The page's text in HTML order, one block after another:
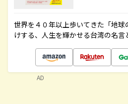
世界を４０年以上歩いてきた「地
けする、人生を輝かせる台湾の名言
AD